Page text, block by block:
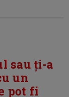
sau ți-a
un
pot fi